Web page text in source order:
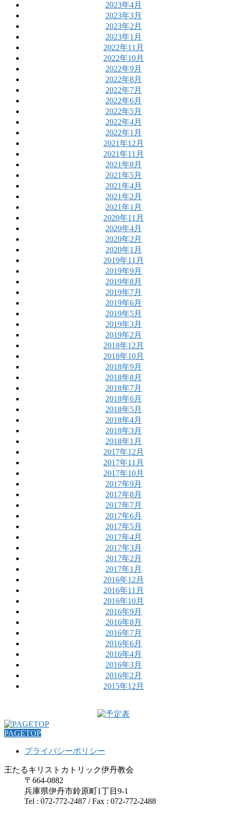
2023年4月
2023年3月
2023年2月
2023年1月
2022年11月
2022年10月
2022年9月
2022年8月
2022年7月
2022年6月
2022年5月
2022年4月
2022年1月
2021年12月
2021年11月
2021年8月
2021年5月
2021年4月
2021年2月
2021年1月
2020年11月
2020年4月
2020年2月
2020年1月
2019年11月
2019年9月
2019年8月
2019年7月
2019年6月
2019年5月
2019年3月
2019年2月
2018年12月
2018年10月
2018年9月
2018年8月
2018年7月
2018年6月
2018年5月
2018年4月
2018年3月
2018年1月
2017年12月
2017年11月
2017年10月
2017年9月
2017年8月
2017年7月
2017年6月
2017年5月
2017年4月
2017年3月
2017年2月
2017年1月
2016年12月
2016年11月
2016年10月
2016年9月
2016年8月
2016年7月
2016年6月
2016年4月
2016年3月
2016年2月
2015年12月
PAGETOP
プライバシーポリシー
王たるキリストカトリック伊丹教会
〒664-0882
兵庫県伊丹市鈴原町1丁目9-1
Tel : 072-772-2487 / Fax : 072-772-2488